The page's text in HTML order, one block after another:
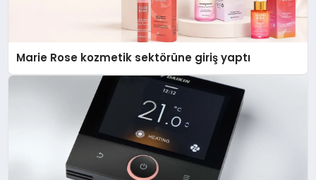
Marie Rose kozmetik sektörüne giriş yaptı